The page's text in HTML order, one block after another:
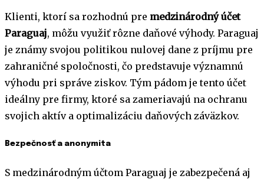
Klienti, ktorí sa rozhodnú pre medzinárodný účet
Paraguaj, môžu využiť rôzne daňové výhody. Paraguaj
je známy svojou politikou nulovej dane z príjmu pre
zahraničné spoločnosti, čo predstavuje významnú
výhodu pri správe ziskov. Tým pádom je tento účet
ideálny pre firmy, ktoré sa zameriavajú na ochranu
svojich aktív a optimalizáciu daňových záväzkov.
Bezpečnosť a anonymita
S medzinárodným účtom Paraguaj je zabezpečená aj